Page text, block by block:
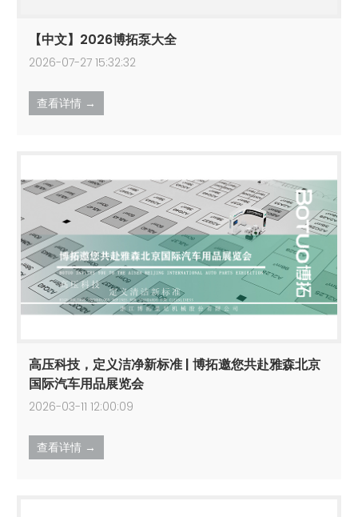
【中文】2026博拓泵大全
2026-07-27 15:32:32
查看详情 →
高压科技，定义洁净新标准 | 博拓邀您共赴雅森北京
国际汽车用品展览会
2026-03-11 12:00:09
查看详情 →